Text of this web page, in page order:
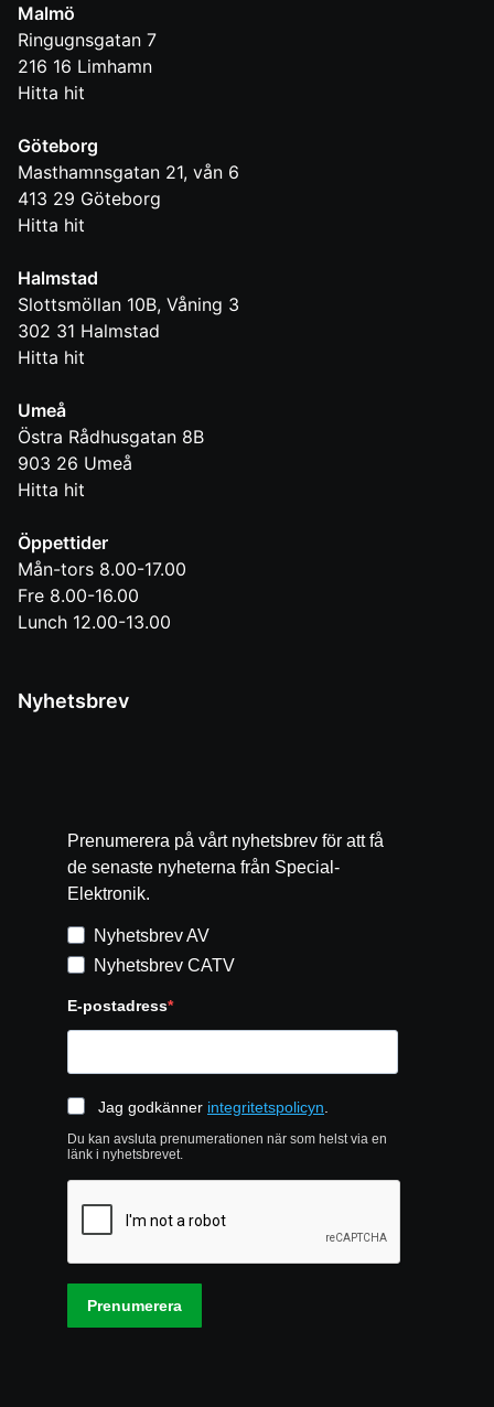
Malmö
Ringugnsgatan 7
216 16 Limhamn
Hitta hit
Göteborg
Masthamnsgatan 21, vån 6
413 29 Göteborg
Hitta hit
Halmstad
Slottsmöllan 10B, Våning 3
302 31 Halmstad
Hitta hit
Umeå
Östra Rådhusgatan 8B
903 26 Umeå
Hitta hit
Öppettider
Mån-tors 8.00-17.00
Fre 8.00-16.00
Lunch 12.00-13.00
Nyhetsbrev